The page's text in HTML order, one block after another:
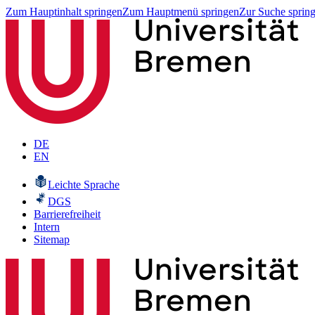
Zum Hauptinhalt springenZum Hauptmenü springenZur Suche
DE
EN
Leichte Sprache
DGS
Barrierefreiheit
Intern
Sitemap